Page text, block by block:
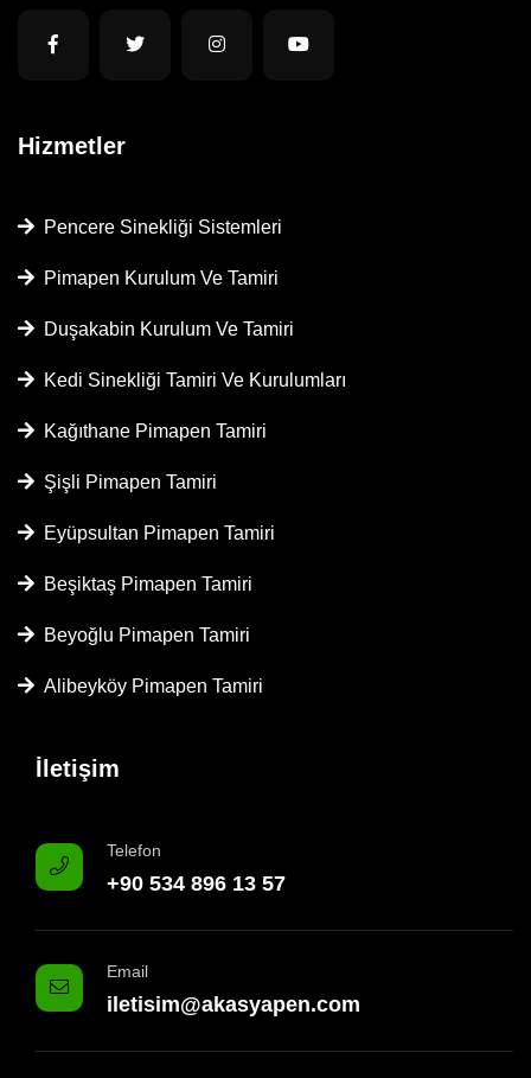
Hizmetler
Pencere Sinekliği Sistemleri
Pimapen Kurulum Ve Tamiri
Duşakabin Kurulum Ve Tamiri
Kedi Sinekliği Tamiri Ve Kurulumları
Kağıthane Pimapen Tamiri
Şişli Pimapen Tamiri
Eyüpsultan Pimapen Tamiri
Beşiktaş Pimapen Tamiri
Beyoğlu Pimapen Tamiri
Alibeyköy Pimapen Tamiri
İletişim
Telefon
+90 534 896 13 57
Email
iletisim@akasyapen.com